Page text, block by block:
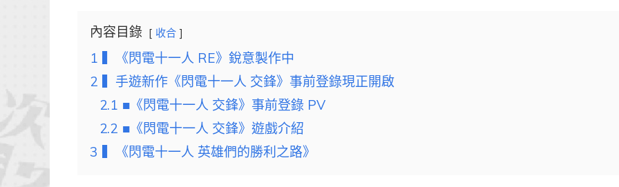
內容目錄 收合
1
▍《閃電十一人 RE》銳意製作中
2
▍手遊新作《閃電十一人 交鋒》事前登錄現正開啟
2.1 ■《閃電十一人 交鋒》事前登錄 PV
2.2 ■《閃電十一人 交鋒》遊戲介紹
3
▍《閃電十一人 英雄們的勝利之路》